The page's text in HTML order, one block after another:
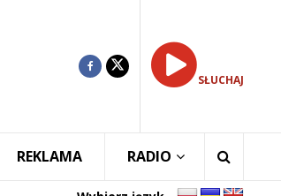
SŁUCHAJ
REKLAMA RADIO